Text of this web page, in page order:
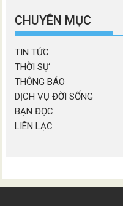
mục
CHUYÊN MỤC
TIN TỨC
THỜI SỰ
THÔNG BÁO
DỊCH VỤ ĐỜI SỐNG
BẠN ĐỌC
LIÊN LẠC